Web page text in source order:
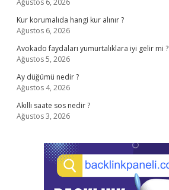
Ağustos 6, 2026
Kur korumalıda hangi kur alınır ?
Ağustos 6, 2026
Avokado faydaları yumurtalıklara iyi gelir mi ?
Ağustos 5, 2026
Ay düğümü nedir ?
Ağustos 4, 2026
Akıllı saate sos nedir ?
Ağustos 3, 2026